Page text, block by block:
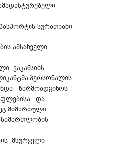
სურათიანი
ამსახველი
ვაკანსიის
პერსონალის
წარმოადგინოს
და
მიმართული
მსურველი